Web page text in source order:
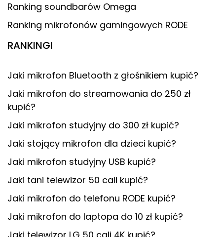
Ranking soundbarów Omega
Ranking mikrofonów gamingowych RODE
RANKINGI
Jaki mikrofon Bluetooth z głośnikiem kupić?
Jaki mikrofon do streamowania do 250 zł
kupić?
Jaki mikrofon studyjny do 300 zł kupić?
Jaki stojący mikrofon dla dzieci kupić?
Jaki mikrofon studyjny USB kupić?
Jaki tani telewizor 50 cali kupić?
Jaki mikrofon do telefonu RODE kupić?
Jaki mikrofon do laptopa do 10 zł kupić?